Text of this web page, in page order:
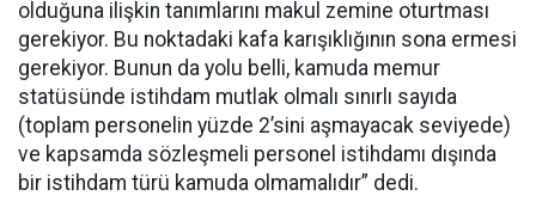
olduğuna ilişkin tanımlarını makul zemine oturtması
gerekiyor. Bu noktadaki kafa karışıklığının sona ermesi
gerekiyor. Bunun da yolu belli, kamuda memur
statüsünde istihdam mutlak olmalı sınırlı sayıda
(toplam personelin yüzde 2’sini aşmayacak seviyede)
ve kapsamda sözleşmeli personel istihdamı dışında
bir istihdam türü kamuda olmamalıdır” dedi.